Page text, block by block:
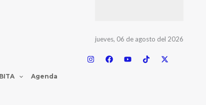
jueves, 06 de agosto del 2026
Agenda